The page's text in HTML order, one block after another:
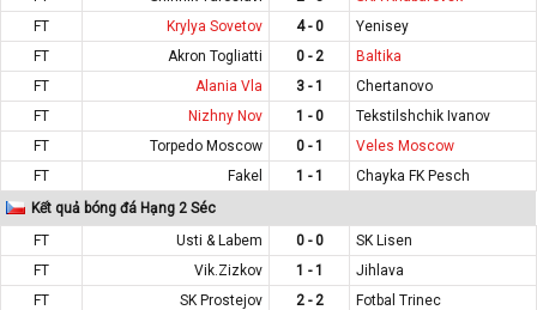
FT
Krylya Sovetov 4 - 0
Yenisey
FT
Akron Togliatti 0 - 2
Baltika
FT
Alania Vla 3 - 1
Chertanovo
FT
Nizhny Nov 1 - 0
Tekstilshchik Ivanov
FT
Torpedo Moscow 0 - 1
Veles Moscow
FT
Fakel 1 - 1
Chayka FK Pesch
Kết quả bóng đá Hạng 2 Séc
FT
Usti & Labem 0 - 0
SK Lisen
FT
Vik.Zizkov 1 - 1
Jihlava
FT
SK Prostejov 2 - 2
Fotbal Trinec